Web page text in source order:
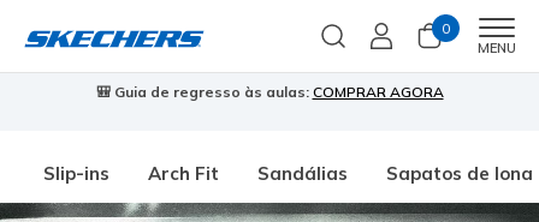
0
MENU
🎒 Guia de regresso às aulas: COMPRAR AGORA
Slip-ins Arch Fit Sandálias Sapatos de lona